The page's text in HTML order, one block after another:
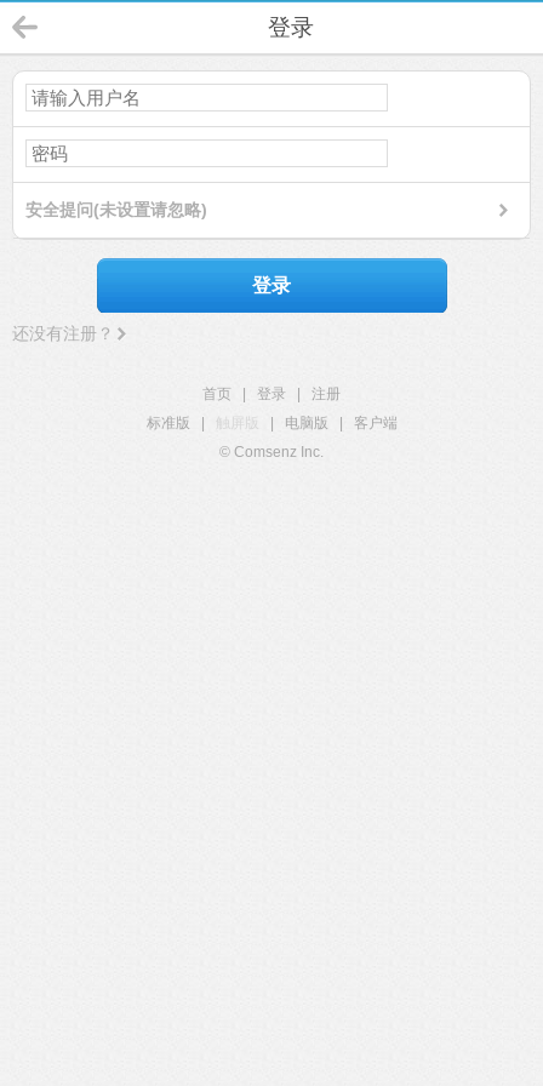
登录
安全提问(未设置请忽略)
登录
还没有注册？
首页 登录
注册
标准版
触屏版 电脑版
客户端
© Comsenz Inc.